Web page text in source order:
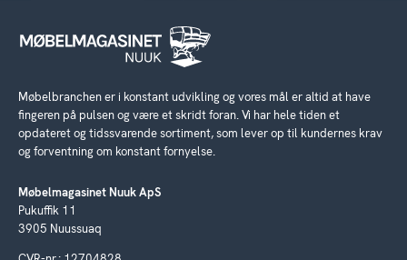
Møbelbranchen er i konstant udvikling og vores mål er altid at have
fingeren på pulsen og være et skridt foran. Vi har hele tiden et
opdateret og tidssvarende sortiment, som lever op til kundernes krav
og forventning om konstant fornyelse.
Møbelmagasinet Nuuk ApS
Pukuffik 11
3905 Nuussuaq